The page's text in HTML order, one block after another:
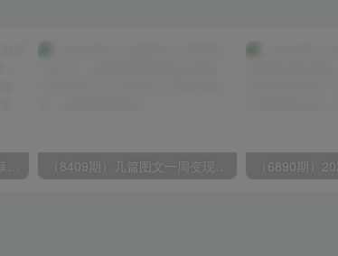
（9420期）最新短剧玩法，暴力变现日入1000+私域零成本操作，全程干货（附1400G短剧） （8409期）几篇图文一周变现1500＋，深度拆解面试掘金项目，小白轻松上手